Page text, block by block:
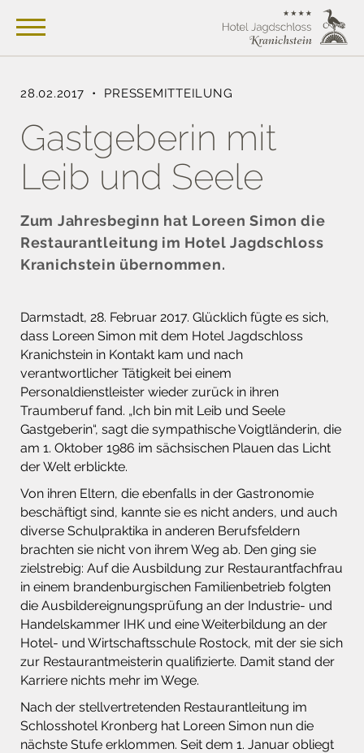
28.02.2017 • PRESSEMITTEILUNG
Gastgeberin mit
Leib und Seele
Zum Jahresbeginn hat Loreen Simon die
Restaurantleitung im Hotel Jagdschloss
Kranichstein übernommen.
Darmstadt, 28. Februar 2017. Glücklich fügte es sich,
dass Loreen Simon mit dem Hotel Jagdschloss
Kranichstein in Kontakt kam und nach
verantwortlicher Tätigkeit bei einem
Personaldienstleister wieder zurück in ihren
Traumberuf fand. „Ich bin mit Leib und Seele
Gastgeberin“, sagt die sympathische Voigtländerin, die
am 1. Oktober 1986 im sächsischen Plauen das Licht
der Welt erblickte.
Von ihren Eltern, die ebenfalls in der Gastronomie
beschäftigt sind, kannte sie es nicht anders, und auch
diverse Schulpraktika in anderen Berufsfeldern
brachten sie nicht von ihrem Weg ab. Den ging sie
zielstrebig: Auf die Ausbildung zur Restaurantfachfrau
in einem brandenburgischen Familienbetrieb folgten
die Ausbildereignungsprüfung an der Industrie- und
Handelskammer IHK und eine Weiterbildung an der
Hotel- und Wirtschaftsschule Rostock, mit der sie sich
zur Restaurantmeisterin qualifizierte. Damit stand der
Karriere nichts mehr im Wege.
Nach der stellvertretenden Restaurantleitung im
Schlosshotel Kronberg hat Loreen Simon nun die
nächste Stufe erklommen. Seit dem 1. Januar obliegt